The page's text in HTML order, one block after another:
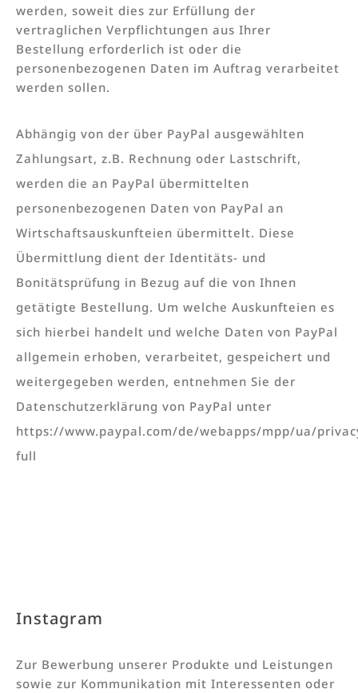
werden, soweit dies zur Erfüllung der
vertraglichen Verpflichtungen aus Ihrer
Bestellung erforderlich ist oder die
personenbezogenen Daten im Auftrag verarbeitet
werden sollen.
Abhängig von der über PayPal ausgewählten
Zahlungsart, z.B. Rechnung oder Lastschrift,
werden die an PayPal übermittelten
personenbezogenen Daten von PayPal an
Wirtschaftsauskunfteien übermittelt. Diese
Übermittlung dient der Identitäts- und
Bonitätsprüfung in Bezug auf die von Ihnen
getätigte Bestellung. Um welche Auskunfteien es
sich hierbei handelt und welche Daten von PayPal
allgemein erhoben, verarbeitet, gespeichert und
weitergegeben werden, entnehmen Sie der
Datenschutzerklärung von PayPal unter
https://www.paypal.com/de/webapps/mpp/ua/
full
Instagram
Zur Bewerbung unserer Produkte und Leistungen
sowie zur Kommunikation mit Interessenten oder